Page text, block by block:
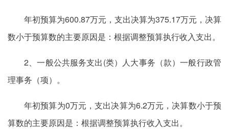
年初预算为600.87万元，支出决算为375.17万元，决算
数小于预算数的主要原因是：根据调整预算执行收入支出。
2、一般公共服务支出(类）人大事务（款）一般行政管
理事务（项）。
年初预算为0万元，支出决算为6.2万元，决算数小于预
算数的主要原因是：根据调整预算执行收入支出。